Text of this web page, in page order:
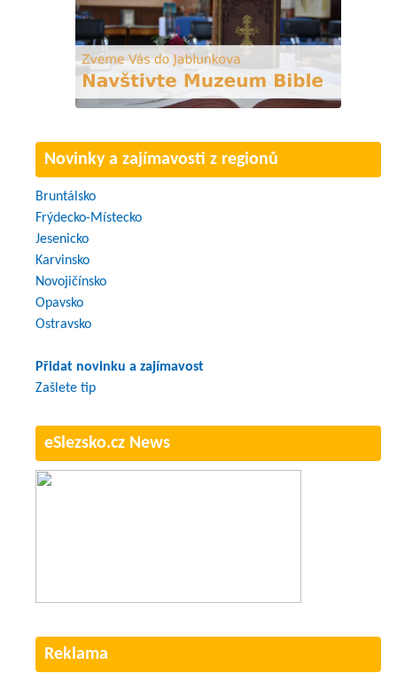
Novinky a zajímavosti z regionů
Bruntálsko
Frýdecko-Místecko
Jesenicko
Karvinsko
Novojičínsko
Opavsko
Ostravsko
Přidat novinku a zajímavost
Zašlete tip
eSlezsko.cz News
Reklama